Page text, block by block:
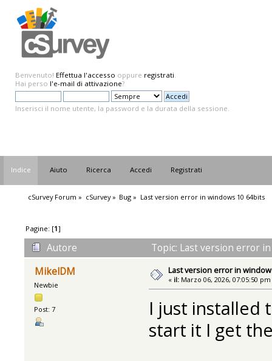
Benvenuto! Effettua l'accesso oppure registrati.
Hai perso l'e-mail di attivazione?
Inserisci il nome utente, la password e la durata della sessione.
Indice Aiuto Ricerca Accedi Registrati
cSurvey Forum » cSurvey» Bug » Last version error in windows 10 64bits
Pagine: [1]
Autore
Topic: Last version error
MikelDM
Newbie
Post: 7
Last version error in
« il: Marzo 06, 2026, 07:05:50
I just installed
start it I get